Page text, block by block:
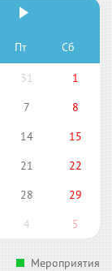
Пт Сб
31
1
7
8
14
15
21
22
28
29
4 5
Мероприятия